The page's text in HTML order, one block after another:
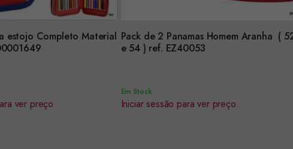
estojo Completo Material
ver preço
Pack de 2 Panamas Homem Aranha (
e 54 ) ref. EZ40053
Encomendar
Em Stock
Iniciar sessão para ver preço